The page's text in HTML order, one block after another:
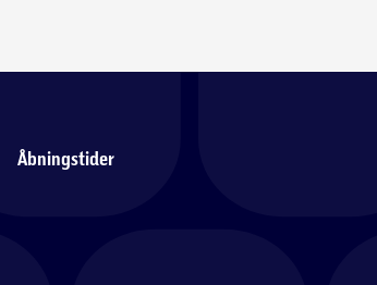
Åbningstider